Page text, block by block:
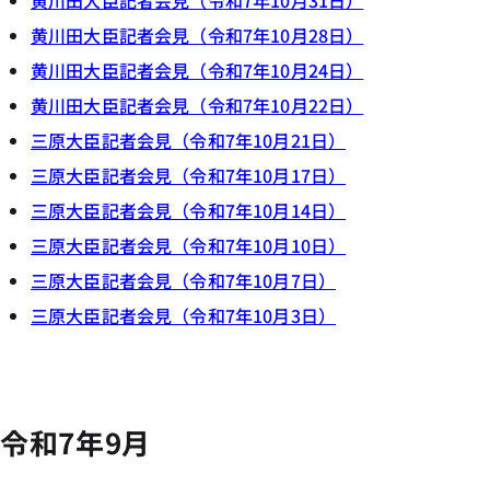
黄川田大臣記者会見（令和7年10月28日）
黄川田大臣記者会見（令和7年10月24日）
黄川田大臣記者会見（令和7年10月22日）
三原大臣記者会見（令和7年10月21日）
三原大臣記者会見（令和7年10月17日）
三原大臣記者会見（令和7年10月14日）
三原大臣記者会見（令和7年10月10日）
三原大臣記者会見（令和7年10月7日）
三原大臣記者会見（令和7年10月3日）
令和7年9月